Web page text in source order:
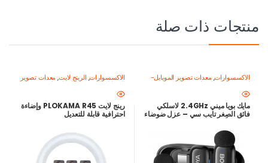
منتجات ذات صلة
الاكسسوارات, معدات تصوير الموبايل-
اصنع محتواك باحتراف ميكروفون
للموبايل
مايك بويا ميني 2.4GHz لاسلكي
فائق الصِغر تايب سي – عزل ضوضاء
الاكسسوارات, الرينج لايت, معدات تصوير
الموبايل-اصنع محتواك باحتراف
رينج لايت PLOKAMA R45 وإضاءة
احترافية قابلة للتعديل